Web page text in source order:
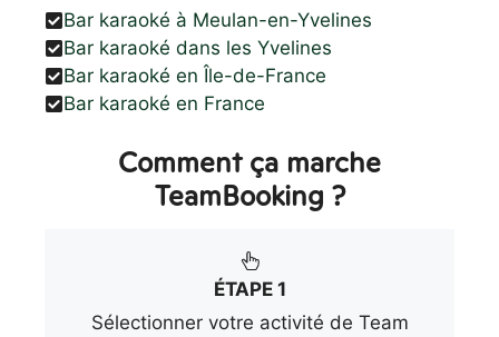
Bar karaoké à Meulan-en-Yvelines
Bar karaoké dans les Yvelines
Bar karaoké en Île-de-France
Bar karaoké en France
Comment ça marche
TeamBooking ?
ÉTAPE 1
Sélectionner votre activité de Team